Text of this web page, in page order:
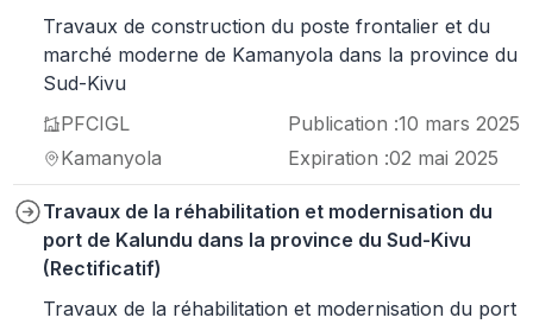
Travaux de construction du poste frontalier et du
marché moderne de Kamanyola dans la province du
Sud-Kivu
PFCIGL
Kamanyola
Publication :10 mars 2025
Expiration :02 mai 2025
Travaux de la réhabilitation et modernisation du
port de Kalundu dans la province du Sud-Kivu
(Rectificatif)
Travaux de la réhabilitation et modernisation du port